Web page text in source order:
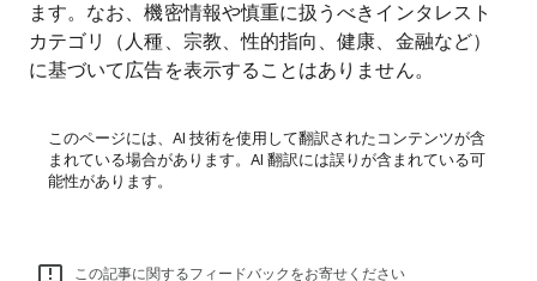
ます。なお、機密情報や慎重に扱うべきインタレスト
カテゴリ（人種、宗教、性的指向、健康、金融など）
に基づいて広告を表示することはありません。
このページには、AI 技術を使用して翻訳されたコンテンツが含
まれている場合があります。AI 翻訳には誤りが含まれている可
能性があります。
この記事に関するフィードバックをお寄せください